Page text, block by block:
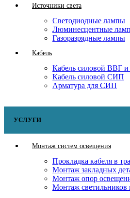
Источники света
Светодиодные лампы
Люминесцентные
Газоразрядные лампы
Кабель
Кабель силовой ВВГ
Кабель силовой СИП
Арматура для СИП
УСЛУГИ
Монтаж систем освещения
Прокладка кабеля в
Монтаж закладных
Монтаж опор
Монтаж светильников